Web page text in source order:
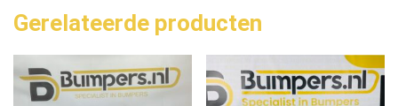
Gerelateerde producten